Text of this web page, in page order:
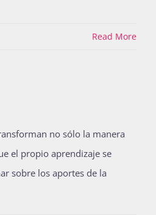
Read More
no sólo la manera
el propio aprendizaje se
sobre los aportes de la